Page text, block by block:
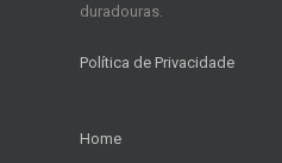
duradouras.
Política de Privacidade
Home